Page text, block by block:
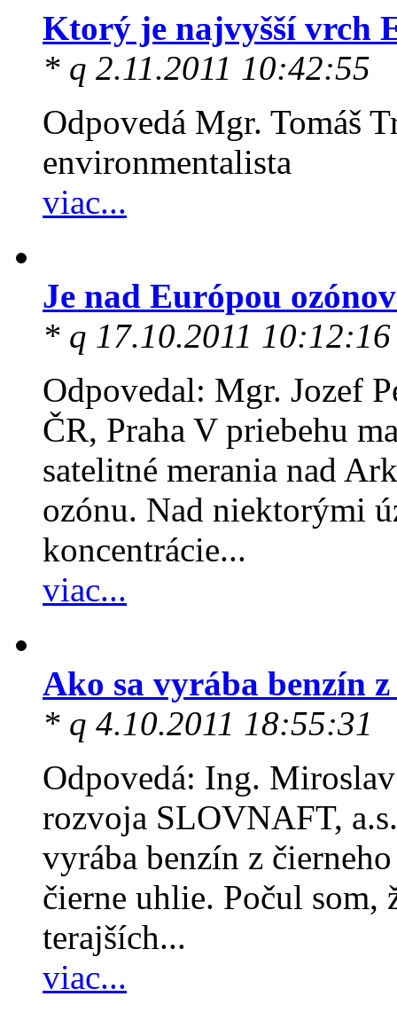
Ktorý je najvyšší vrch
* q 2.11.2011 10:42:55
Odpovedá Mgr. Tomáš
environmentalista
viac...
Je nad Európou
* q 17.10.2011 10:12:16
Odpovedal: Mgr. Jozef
ČR, Praha V priebehu
satelitné merania nad
ozónu. Nad niektorými
koncentrácie...
viac...
Ako sa vyrába benzín
* q 4.10.2011 18:55:31
Odpovedá: Ing.
rozvoja SLOVNAFT,
vyrába benzín z
čierne uhlie. Počul som,
terajších...
viac...